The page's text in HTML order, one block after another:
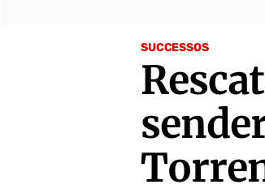
SUCCESSOS